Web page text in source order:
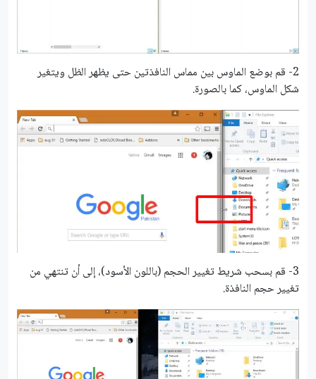
2- قم بوضع الماوس بين مماس النافذتين حتى يظهر الظل ويتغير
شكل الماوس، كما بالصورة.
3- قم بسحب شريط تغيير الحجم (باللون الأسود)، إلى أن تنتهي من
تغيير حجم النافذة.